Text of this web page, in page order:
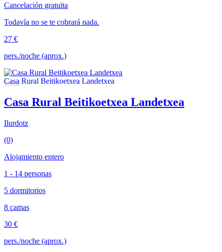
Cancelación gratuita
Todavía no se te cobrará nada.
27 €
pers./noche (aprox.)
Casa Rural Beitikoetxea Landetxea
Ilurdotz
(0)
Alojamiento entero
1 - 14 personas
5 dormitorios
8 camas
30 €
pers./noche (aprox.)